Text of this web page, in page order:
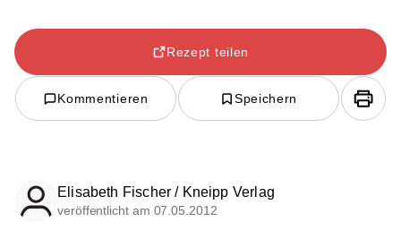
Rezept teilen
Kommentieren Speichern
Elisabeth Fischer / Kneipp Verlag
veröffentlicht am 07.05.2012